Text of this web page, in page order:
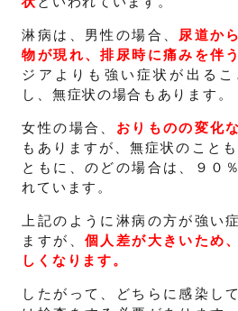
淋病は、男性の場合、
尿道か
物が現れ、排尿時に痛みを伴う
ジアよりも強い症状が出る
し、無症状の場合もあります。
女性の場合、 おりものの変化
もありますが、無症状のこと
ともに、のどの場合は、９０
れています。
上記のように淋病の方が強い
ますが、 個人差が大きいため
しくなります。
したがって、どちらに感染し